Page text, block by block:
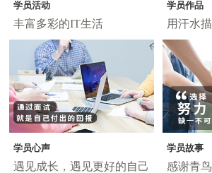
学员活动
丰富多彩的IT生活
学员作品
用汗水
学员心声
遇见成长，遇见更好的自己
学员故事
感谢青